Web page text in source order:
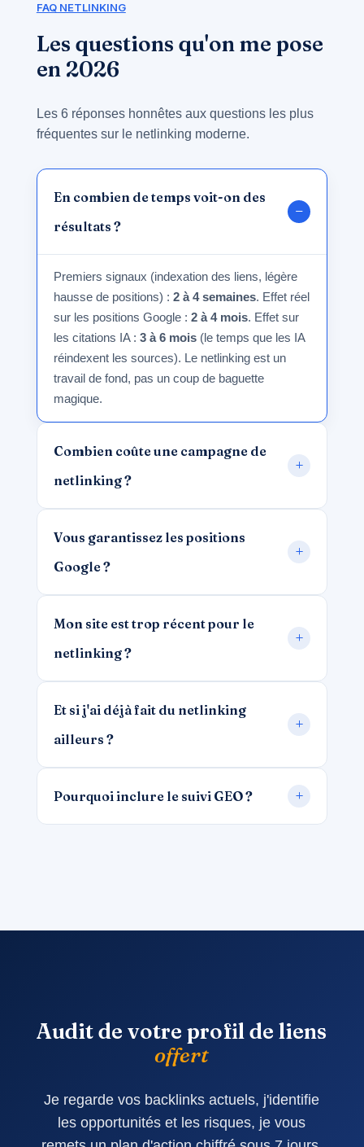
FAQ NETLINKING
Les questions qu'on me pose
en 2026
Les 6 réponses honnêtes aux questions les plus
fréquentes sur le netlinking moderne.
En combien de temps voit-on des
résultats ?
Premiers signaux (indexation des liens, légère
hausse de positions) : 2 à 4 semaines. Effet réel
sur les positions Google : 2 à 4 mois. Effet sur
les citations IA : 3 à 6 mois(le temps que les IA
réindexent les sources). Le netlinking est un
travail de fond, pas un coup de baguette
magique.
Combien coûte une campagne de
netlinking ?
Vous garantissez les positions
Google ?
Mon site est trop récent pour le
netlinking ?
Et si j'ai déjà fait du netlinking
ailleurs ?
Pourquoi inclure le suivi GEO ?
Audit de votre profil de liens
offert
Je regarde vos backlinks actuels, j'identifie
les opportunités et les risques, je vous